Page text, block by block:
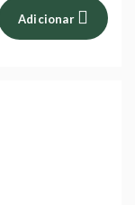
Adicionar